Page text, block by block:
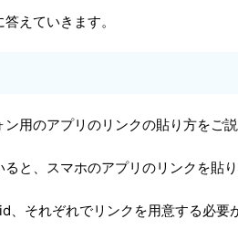
えていきます。
用のアプリのリンクの貼り方をご説
と、スマホのアプリのリンクを貼り
それぞれでリンクを用意する必要